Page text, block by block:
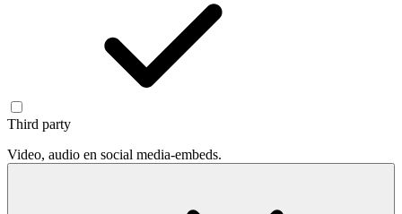
Third party
Video, audio en social media-embeds.